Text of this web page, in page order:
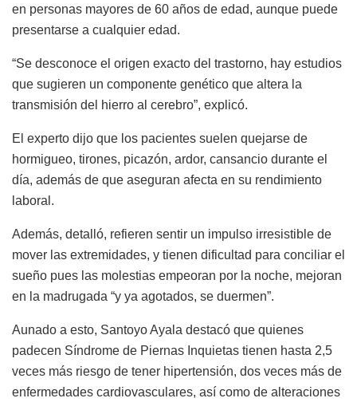
en personas mayores de 60 años de edad, aunque puede
presentarse a cualquier edad.
“Se desconoce el origen exacto del trastorno, hay estudios
que sugieren un componente genético que altera la
transmisión del hierro al cerebro”, explicó.
El experto dijo que los pacientes suelen quejarse de
hormigueo, tirones, picazón, ardor, cansancio durante el
día, además de que aseguran afecta en su rendimiento
laboral.
Además, detalló, refieren sentir un impulso irresistible de
mover las extremidades, y tienen dificultad para conciliar el
sueño pues las molestias empeoran por la noche, mejoran
en la madrugada “y ya agotados, se duermen”.
Aunado a esto, Santoyo Ayala destacó que quienes
padecen Síndrome de Piernas Inquietas tienen hasta 2,5
veces más riesgo de tener hipertensión, dos veces más de
enfermedades cardiovasculares, así como de alteraciones